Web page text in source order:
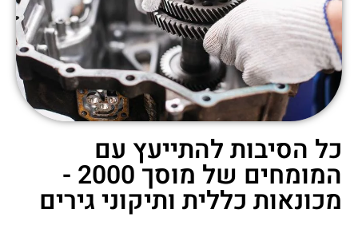
כל הסיבות להתייעץ עם
המומחים של מוסך 2000 -
מכונאות כללית ותיקוני גירים